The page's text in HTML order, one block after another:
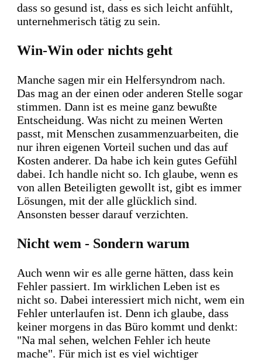
dass so gesund ist, dass es sich leicht anfühlt,
unternehmerisch tätig zu sein.
Win-Win oder nichts geht
Manche sagen mir ein Helfersyndrom nach.
Das mag an der einen oder anderen Stelle sogar
stimmen. Dann ist es meine ganz bewußte
Entscheidung. Was nicht zu meinen Werten
passt, mit Menschen zusammenzuarbeiten, die
nur ihren eigenen Vorteil suchen und das auf
Kosten anderer. Da habe ich kein gutes Gefühl
dabei. Ich handle nicht so. Ich glaube, wenn es
von allen Beteiligten gewollt ist, gibt es immer
Lösungen, mit der alle glücklich sind.
Ansonsten besser darauf verzichten.
Nicht wem - Sondern warum
Auch wenn wir es alle gerne hätten, dass kein
Fehler passiert. Im wirklichen Leben ist es
nicht so. Dabei interessiert mich nicht, wem ein
Fehler unterlaufen ist. Denn ich glaube, dass
keiner morgens in das Büro kommt und denkt:
"Na mal sehen, welchen Fehler ich heute
mache". Für mich ist es viel wichtiger